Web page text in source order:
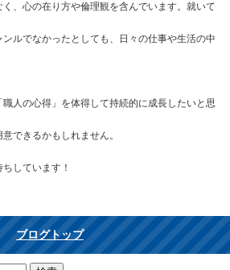
、心の在り方や倫理観を含んでいます。就いて
ルでなかったとしても、日々の仕事や生活の中
人の心得」を体得して持続的に成長したいと思
できるかもしれません。
しています！
ブログトップ